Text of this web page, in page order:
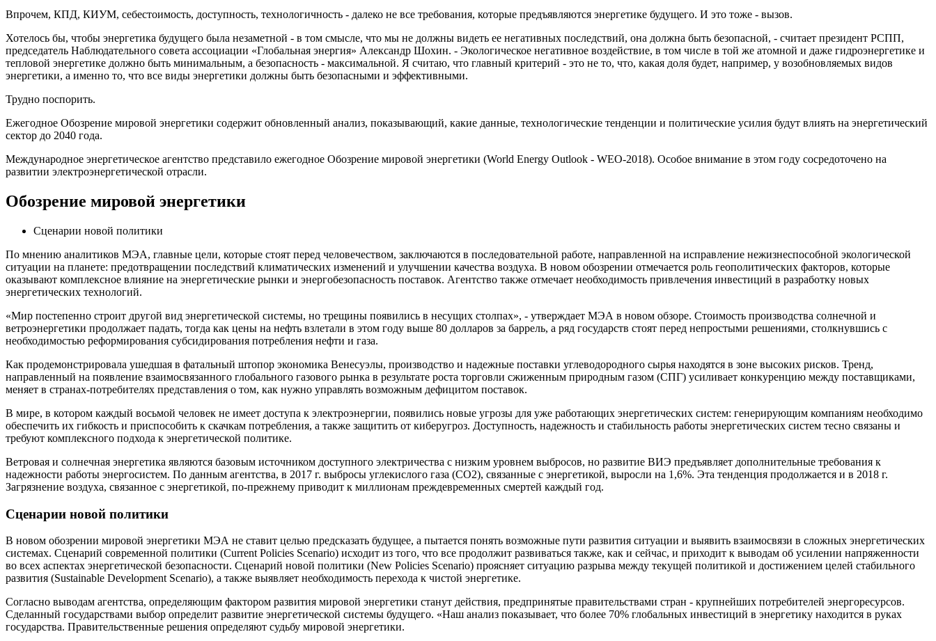
Впрочем, КПД, КИУМ, себестоимость, доступность, технологичность - далеко не все требования, которые предъявляются энергетике будущего. И это тоже - вызов.
Хотелось бы, чтобы энергетика будущего была незаметной - в том смысле, что мы не должны видеть ее негативных последствий, она должна быть бе­зопасной, - считает президент РСПП,
председатель Наблюдательного совета ассоциации «Глобальная энергия» Александр Шохин. - Экологическое негативное воздействие, в том числе в той же атомной и даже гидроэнергетике и
тепловой энергетике должно быть минимальным, а безопасность - максимальной. Я считаю, что главный критерий - это не то, что, какая доля будет, например, у возобновляемых видов
энергетики, а именно то, что все виды энергетики должны быть безопасными и эффективными.
Трудно поспорить.
Ежегодное Обозрение мировой энергетики содержит обновленный анализ, показывающий, какие данные, технологические тенденции и политические усилия будут влиять на энергетический
сектор до 2040 года.
Международное энергетическое агентство представило ежегодное Обозрение мировой энергетики (World Energy Outlook - WEO-2018). Особое внимание в этом году сосредоточено на
развитии электроэнергетической отрасли.
Обозрение мировой энергетики
Сценарии новой политики
По мнению аналитиков МЭА, главные цели, которые стоят перед человечеством, заключаются в последовательной работе, направленной на исправление нежизнеспособной экологической
ситуации на планете: предотвращении последствий климатических изменений и улучшении качества воздуха. В новом обозрении отмечается роль геополитических факторов, которые
оказывают комплексное влияние на энергетические рынки и энергобезопасность поставок. Агентство также отмечает необходимость привлечения инвестиций в разработку новых
энергетических технологий.
«Мир постепенно строит другой вид энергетической системы, но трещины появились в несущих столпах», - утверждает МЭА в новом обзоре. Стоимость производства солнечной и
ветроэнергетики продолжает падать, тогда как цены на нефть взлетали в этом году выше 80 долларов за баррель, а ряд государств стоят перед непростыми решениями, столкнувшись с
необходимостью реформирования субсидирования потребления нефти и газа.
Как продемонстрировала ушедшая в фатальный штопор экономика Венесуэлы, производство и надежные поставки углеводородного сырья находятся в зоне высоких рисков. Тренд,
направленный на появление взаимосвязанного глобального газового рынка в результате роста торговли сжиженным природным газом (СПГ) усиливает конкуренцию между поставщиками,
меняет в странах-потребителях представления о том, как нужно управлять возможным дефицитом поставок.
В мире, в котором каждый восьмой человек не имеет доступа к электроэнергии, появились новые угрозы для уже работающих энергетических систем: генерирующим компаниям необходимо
обеспечить их гибкость и приспособить к скачкам потребления, а также защитить от киберугроз. Доступность, надежность и стабильность работы энергетических систем тесно связаны и
требуют комплексного подхода к энергетической политике.
Ветровая и солнечная энергетика являются базовым источником доступного электричества с низким уровнем выбросов, но развитие ВИЭ предъявляет дополнительные требования к
надежности работы энергосистем. По данным агентства, в 2017 г. выбросы углекислого газа (CO2), связанные с энергетикой, выросли на 1,6%. Эта тенденция продолжается и в 2018 г.
Загрязнение воздуха, связанное с энергетикой, по-прежнему приводит к миллионам преждевременных смертей каждый год.
Сценарии новой политики
В новом обозрении мировой энергетики МЭА не ставит целью предсказать будущее, а пытается понять возможные пути развития ситуации и выявить взаимосвязи в сложных энергетических
системах. Сценарий современной политики (Current Policies Scenario) исходит из того, что все продолжит развиваться также, как и сейчас, и приходит к выводам об усилении напряженности
во всех аспектах энергетической безопасности. Сценарий новой политики (New Policies Scenario) проясняет ситуацию разрыва между текущей политикой и достижением целей стабильного
развития (Sustainable Development Scenario), а также выявляет необходимость перехода к чистой энергетике.
Согласно выводам агентства, определяющим фактором развития мировой энергетики станут действия, предпринятые правительствами стран - крупнейших потребителей энергоресурсов.
Сделанный государствами выбор определит развитие энергетической системы будущего. «Наш анализ показывает, что более 70% глобальных инвестиций в энергетику находится в руках
государства. Правительственные решения определяют судьбу мировой энергетики.